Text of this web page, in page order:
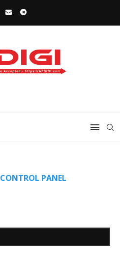
CONTROL PANEL